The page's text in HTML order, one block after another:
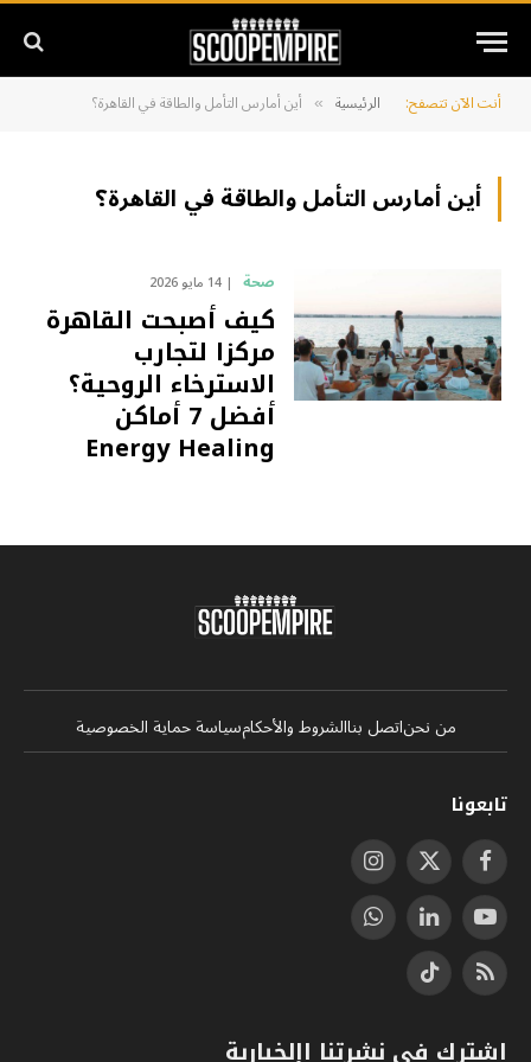
أنت الآن تتصفح: الرئيسية » أين أمارس التأمل والطاقة في القاهرة؟
أين أمارس التأمل والطاقة في القاهرة؟
صحة 14 مايو 2026
كيف أصبحت القاهرة
مركزا لتجارب
الاسترخاء الروحية؟
أفضل 7 أماكن
Energy Healing
من نحناتصل بناالشروط والأحكامسياسة حماية الخصوصية
تابعونا
فيسبوكX
(Twitter)
الانستغرام
يوتيوب لينكدإنواتساب
RSS
تيكتوك
اشترك في نشرتنا اإلخبارية